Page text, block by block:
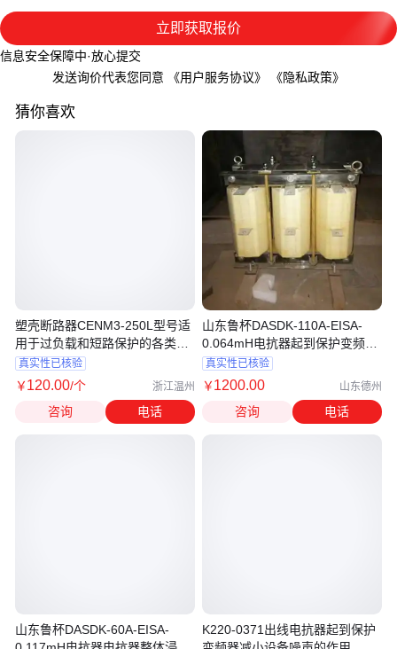
立即获取报价
信息安全保障中·放心提交
发送询价代表您同意 《用户服务协议》 《隐私政策》
猜你喜欢
塑壳断路器CENM3-250L型号适
用于过负载和短路保护的各类产
品 诚诺
真实性已核验
￥120.00/个 浙江温州
咨询 电话
山东鲁杯DASDK-60A-EISA-
山东鲁杯DASDK-110A-EISA-
0.064mH电抗器起到保护变频器,
减小设备噪声的作用
真实性已核验
￥1200.00 山东德州
咨询 电话
K220-0371出线电抗器起到保护